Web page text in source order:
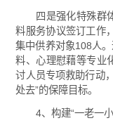
四是强化特殊群
料服务协议签订工作
集中供养对象108人
料、心理慰藉等专业
讨人员专项救助行动
处去”的保障目标。
4、构建“一老一